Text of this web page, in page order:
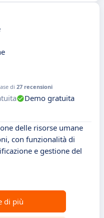
di 27 recensioni
Demo gratuita
delle risorse umane
con funzionalità di
e gestione del
di più